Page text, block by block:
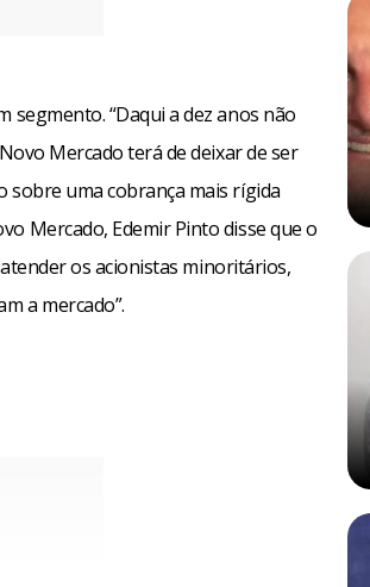
segmento. “Daqui a dez anos não
Mercado terá de deixar de ser
sobre uma cobrança mais rígida
Mercado, Edemir Pinto disse que o
os acionistas minoritários,
a mercado”.